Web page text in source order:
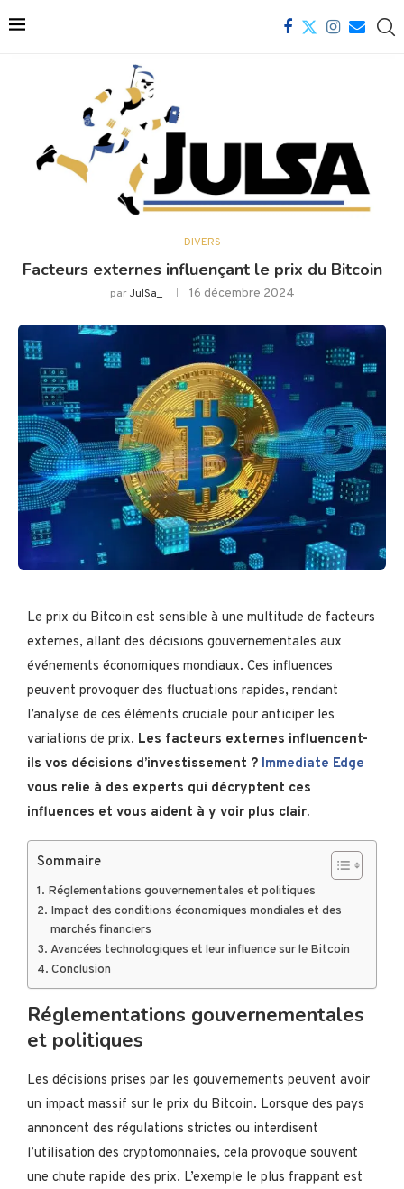
DIVERS
Facteurs externes influençant le prix du Bitcoin
parJulSa_ 16 décembre 2024
Le prix du Bitcoin est sensible à une multitude de facteurs
externes, allant des décisions gouvernementales aux
événements économiques mondiaux. Ces influences
peuvent provoquer des fluctuations rapides, rendant
l’analyse de ces éléments cruciale pour anticiper les
variations de prix. Les facteurs externes influencent-
ils vos décisions d’investissement ? Immediate Edge
vous relie à des experts qui décryptent ces
influences et vous aident à y voir plus clair.
Sommaire
Réglementations gouvernementales et politiques
Impact des conditions économiques mondiales et des
marchés financiers
Avancées technologiques et leur influence sur le Bitcoin
Conclusion
Réglementations gouvernementales
et politiques
Les décisions prises par les gouvernements peuvent avoir
un impact massif sur le prix du Bitcoin. Lorsque des pays
annoncent des régulations strictes ou interdisent
l’utilisation des cryptomonnaies, cela provoque souvent
une chute rapide des prix. L’exemple le plus frappant est